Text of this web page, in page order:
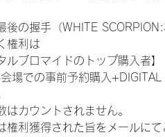
後の握手（WHITE
権利は
ルブロマイドのトップ購入者】
場での事前予約購入
カウントされません。
権利獲得された旨をメールに